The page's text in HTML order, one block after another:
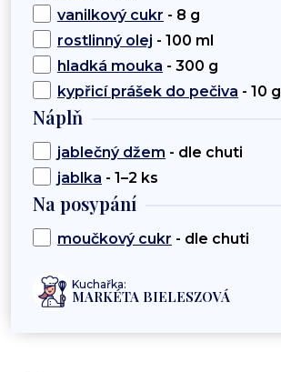
vanilkový cukr - 8 g
rostlinný olej - 100 ml
hladká mouka - 300 g
kypřicí prášek do pečiva - 10 g
Náplň
jablečný džem - dle chuti
jablka - 1–2 ks
Na posypání
moučkový cukr - dle chuti
Kuchařka:
MARKÉTA BIELESZOVÁ